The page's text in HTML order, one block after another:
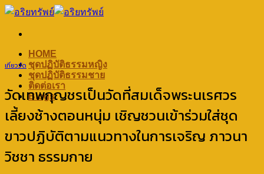
Skip
HOME
ชุดปฏิบัติธรรมหญิง
ชุดปฏิบัติธรรมชาย
ติดต่อเรา
Blogs
เที่ยววัด
วัดเทพกุญชรเป็นวัดที่สมเด็จพระนเรศวร
เลี้ยงช้างตอนหนุ่ม เชิญชวนเข้าร่วมใส่ชุด
ขาวปฏิบัติตามแนวทางในการเจริญ ภาวนา
วิชชา ธรรมกาย